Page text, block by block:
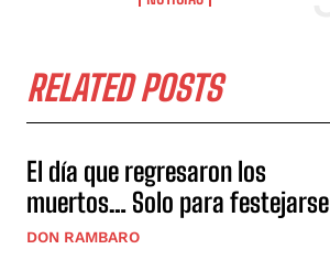
RELATED POSTS
El día que regresaron los
muertos… Solo para festejarse
DON RAMBARO